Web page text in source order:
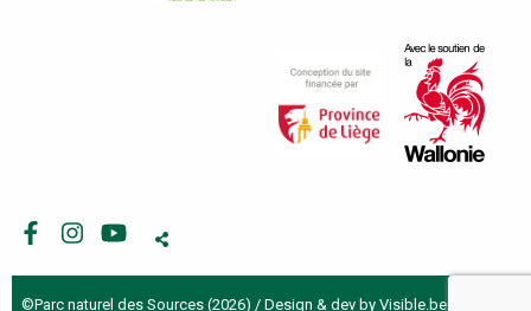
Facebook
Instagram
Youtube
©Parc naturel des Sources (2026) / Design & dev by Visible.be